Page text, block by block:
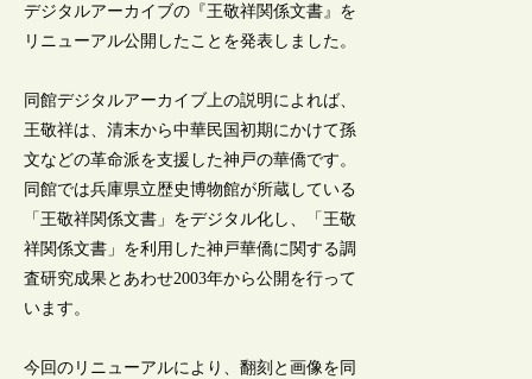
デジタルアーカイブの『王敬祥関係文書』を
リニューアル公開したことを発表しました。
同館デジタルアーカイブ上の説明によれば、
王敬祥は、清末から中華民国初期にかけて孫
文などの革命派を支援した神戸の華僑です。
同館では兵庫県立歴史博物館が所蔵している
「王敬祥関係文書」をデジタル化し、「王敬
祥関係文書」を利用した神戸華僑に関する調
査研究成果とあわせ2003年から公開を行って
います。
今回のリニューアルにより、翻刻と画像を同